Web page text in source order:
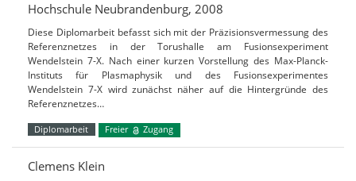
Hochschule Neubrandenburg, 2008
Diese Diplomarbeit befasst sich mit der Präzisionsvermessung des
Referenznetzes in der Torushalle am Fusionsexperiment
Wendelstein 7-X. Nach einer kurzen Vorstellung des Max-Planck-
Instituts für Plasmaphysik und des Fusionsexperimentes
Wendelstein 7-X wird zunächst näher auf die Hintergründe des
Referenznetzes…
Diplomarbeit Freier Zugang
Clemens Klein